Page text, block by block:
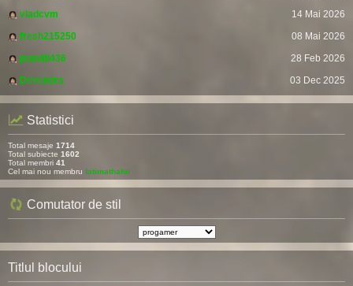
vladcvm
14 Mai 2026
fresh215250
08 Mai 2026
pomitil436
28 Feb 2026
Devendra
03 Dec 2025
Statistici
Total mesaje 1714
Total subiecte 1602
Total membri 41
Cel mai nou membru fatimathahir
Comutator de stil
Titlul blocului